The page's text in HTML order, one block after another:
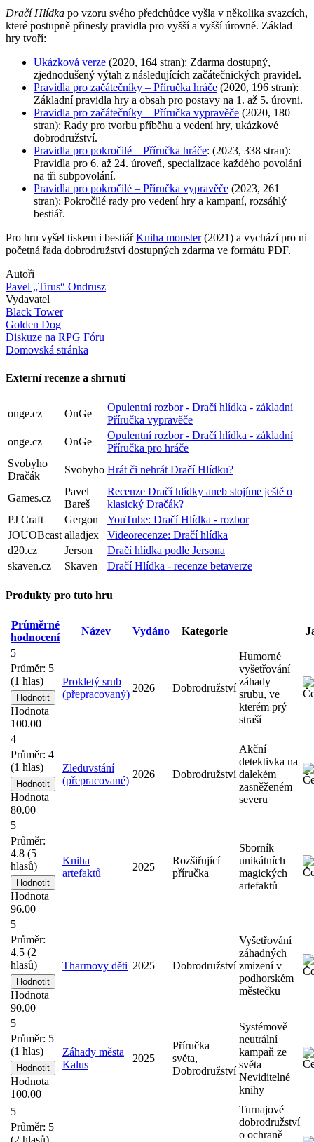
Dračí Hlídka po vzoru svého předchůdce vyšla v několika svazcích,
které postupně přinesly pravidla pro vyšší a vyšší úrovně. Základ
hry tvoří:
Ukázková verze (2020, 164 stran): Zdarma dostupný,
zjednodušený výtah z následujících začátečnických pravidel.
Pravidla pro začátečníky – Příručka hráče (2020, 196 stran):
Základní pravidla hry a obsah pro postavy na 1. až 5. úrovni.
Pravidla pro začátečníky – Příručka vypravěče (2020, 180
stran): Rady pro tvorbu příběhu a vedení hry, ukázkové
dobrodružství.
Pravidla pro pokročilé – Příručka hráče: (2023, 338 stran):
Pravidla pro 6. až 24. úroveň, specializace každého povolání
na tři subpovolání.
Pravidla pro pokročilé – Příručka vypravěče (2023, 261
stran): Pokročilé rady pro vedení hry a kampaní, rozsáhlý
bestiář.
Pro hru vyšel tiskem i bestiářKniha monster(2021) a vychází pro ni
početná řada dobrodružství dostupných zdarma ve formátu PDF.
Autoři
Pavel „Tirus“ Ondrusz
Vydavatel
Black Tower
Golden Dog
Diskuze na RPG Fóru
Domovská stránka
Externí recenze a shrnutí
onge.cz OnGe
Opulentní rozbor - Dračí hlídka - základní
Příručka vypravěče
onge.cz
OnGe
Opulentní rozbor - Dračí hlídka - základní
Příručka pro hráče
Svobyho
Dračák
Svobyho Hrát či nehrát Dračí Hlídku?
Games.cz
Pavel
Bareš
Recenze Dračí hlídky aneb stojíme ještě o
klasický Dračák?
PJ Craft
Gergon
YouTube: Dračí Hlídka - rozbor
JOUOBcast alladjex
Videorecenze: Dračí hlídka
d20.cz
Jerson
Dračí hlídka podle Jersona
skaven.cz
Skaven Dračí Hlídka - recenze betaverze
Produkty pro tuto hru
Průměrné
hodnocení
Název Vydáno Kategorie
5
Průměr: 5
(1 hlas)
Hodnota
100.00
Prokletý srub
(přepracovaný)
2026 Dobrodružství
Humorné
vyšetřování
záhady
srubu, ve
kterém prý
straší
4
Průměr: 4
(1 hlas)
Hodnota
80.00
Zleduvstání
(přepracované)
2026 Dobrodružství
Akční
detektivka na
dalekém
zasněženém
severu
5
Průměr:
4.8 (5
hlasů)
Hodnota
96.00
Kniha
artefaktů
2025
Rozšiřující
příručka
Sborník
unikátních
magických
artefaktů
5
Průměr:
4.5 (2
hlasů)
Hodnota
90.00
Tharmovy děti 2025 Dobrodružství
Vyšetřování
záhadných
zmizení v
podhorském
městečku
5
Průměr: 5
(1 hlas)
Hodnota
100.00
Záhady města
Kalus
2025
Příručka
světa,
Dobrodružství
Systémově
neutrální
kampaň ze
světa
Neviditelné
knihy
5
Průměr: 5
Turnajové
dobrodružství
o ochraně